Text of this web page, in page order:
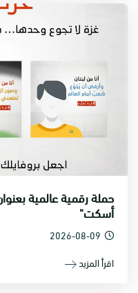
حملة رقمية عالمية
أسكت"
2026-08-09
اقرأ المزيد